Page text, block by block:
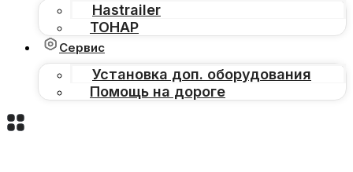
Hastrailer
ТОНАР
Сервис
Установка доп. оборудования
Помощь на дороге